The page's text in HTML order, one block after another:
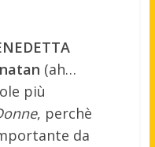
(ah…
più
, perchè
da